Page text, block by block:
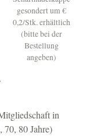
gesondert um €
0,2/Stk. erhältlich
(bitte bei der
Bestellung
angeben)
in
70, 80 Jahre)